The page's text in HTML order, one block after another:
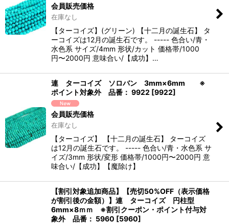
会員販売価格
在庫なし
【ターコイズ】(グリーン) 【十二月の誕生石】 タ
ーコイズは12月の誕生石です。 ----- 色合い/青・
水色系 サイズ/4mm 形状/カット 価格帯/1000
円〜2000円 意味合い/【成功】…
連 ターコイズ ソロバン 3mm×6mm ※
ポイント対象外 品番： 9922 [9922]
会員販売価格
在庫なし
【ターコイズ】 【十二月の誕生石】 ターコイズ
は12月の誕生石です。 ----- 色合い/青・水色系 サ
イズ/3mm 形状/変形 価格帯/1000円〜2000円 意
味合い/【成功】【魔除け】
【割引対象追加商品】【売切50%OFF（表示価格
が割引後の金額）】連 ターコイズ 円柱型
6mm×8ｍｍ ※割引クーポン・ポイント付与対
象外 品番： 5960 [5960]